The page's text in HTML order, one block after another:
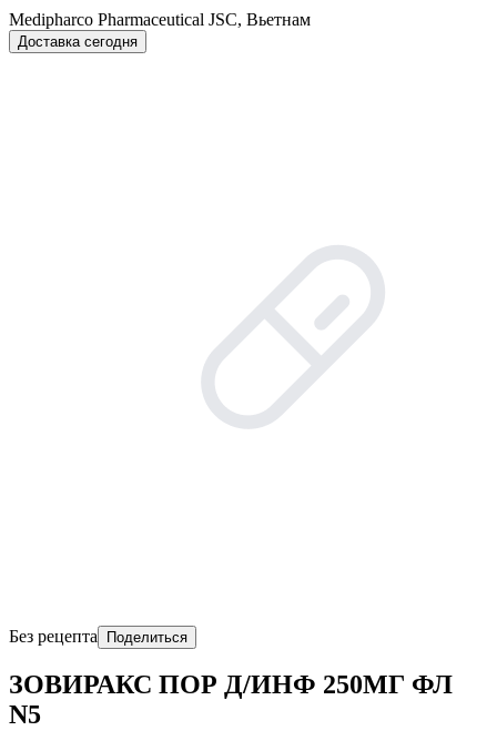
Medipharco Pharmaceutical JSC, Вьетнам
Доставка сегодня
Без рецепта Поделиться
ЗОВИРАКС ПОР Д/ИНФ 250МГ ФЛ
N5